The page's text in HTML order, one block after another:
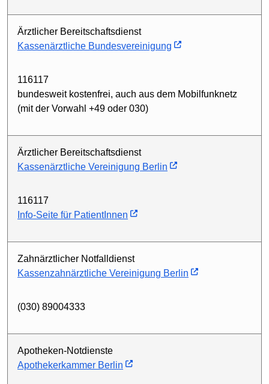
Ärztlicher Bereitschaftsdienst
Kassenärztliche Bundesvereinigung
116117
bundesweit kostenfrei, auch aus dem Mobilfunknetz
(mit der Vorwahl +49 oder 030)
Ärztlicher Bereitschaftsdienst
Kassenärztliche Vereinigung Berlin
116117
Info-Seite für PatientInnen
Zahnärztlicher Notfalldienst
Kassenzahnärztliche Vereinigung Berlin
(030) 89004333
Apotheken-Notdienste
Apothekerkammer Berlin